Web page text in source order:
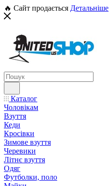
🔥 Сайт продається Детальніше
Каталог
Чоловікам
Взуття
Кеди
Кросівки
Зимове взуття
Черевики
Літнє взуття
Одяг
Футболки, поло